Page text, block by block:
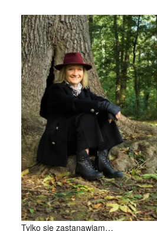
Tylko się zastanawiam…